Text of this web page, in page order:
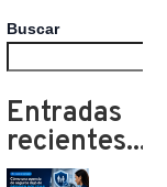
Buscar
Entradas
recientes...